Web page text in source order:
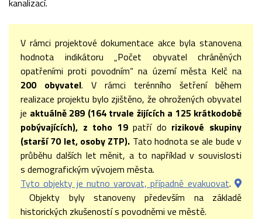
kanalizací.
V rámci projektové dokumentace akce byla stanovena
hodnota indikátoru „Počet obyvatel chráněných
opatřeními proti povodním“ na území města Kelč na
200 obyvatel. V rámci terénního šetření během
realizace projektu bylo zjištěno, že ohrožených obyvatel
je aktuálně 289 (164 trvale žijících a 125 krátkodobě
pobývajících), z toho 19patří do rizikové skupiny
(starší 70 let, osoby ZTP). Tato hodnota se ale bude v
průběhu dalších let měnit, a to například v souvislosti
s demografickým vývojem města.
Tyto objekty je nutno varovat, případně evakuovat.
Objekty byly stanoveny především na základě
historických zkušeností s povodněmi ve městě.